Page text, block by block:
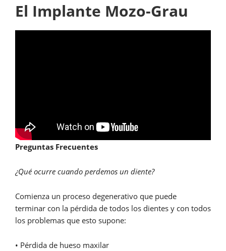
El Implante Mozo-Grau
Preguntas Frecuentes
¿Qué ocurre cuando perdemos un diente?
Comienza un proceso degenerativo que puede
terminar con la pérdida de todos los dientes y con todos
los problemas que esto supone:
• Pérdida de hueso maxilar